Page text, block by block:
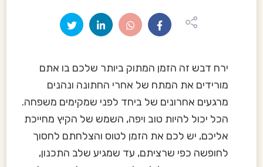
ירח דבש זה הזמן המתוק ביותר שלכם בו אתם
מורידים את המתח של אחרי החתונה ונהנים
מרגעים אחרונים של ביחד לפני שמקימים משפחה.
הכל יכול להיות טוב ויפה, השמש של הקיץ מחייכת
אליכם, יש לכם את הזמן לטוס והצלחתם לחסוך
לחופשה כפי שרציתם, עד שמגיע שלב התכנון,